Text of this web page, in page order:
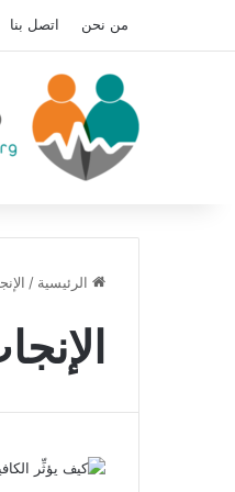
من نحن اتصل بنا
الرئيسية /